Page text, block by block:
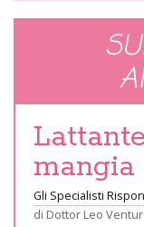
mangia
Gli Specialisti
di Dottor Leo